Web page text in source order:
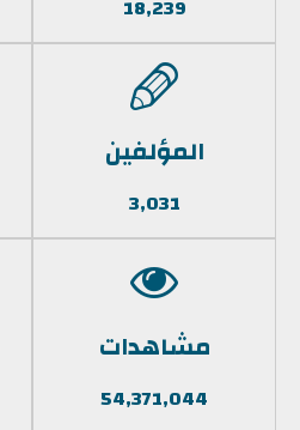
18,239
المؤلفين
3,031
مشاهدات
54,371,044